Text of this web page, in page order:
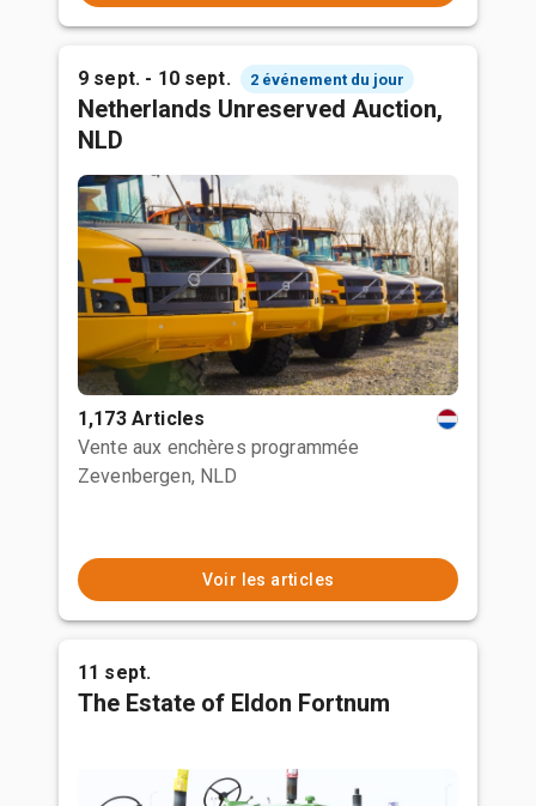
9 sept. - 10 sept. 2 événement du jour
Netherlands Unreserved Auction,
NLD
1,173 Articles
Vente aux enchères programmée
Zevenbergen, NLD
Voir les articles
11 sept.
The Estate of Eldon Fortnum